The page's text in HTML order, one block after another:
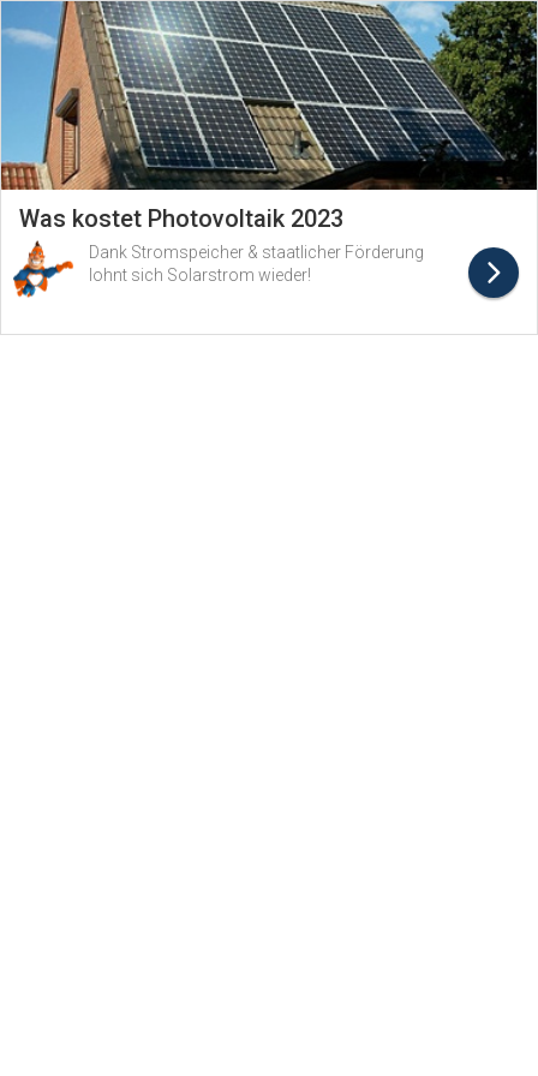
Was kostet Photovoltaik 2023
Dank Stromspeicher & staatlicher Förderung
lohnt sich Solarstrom wieder!